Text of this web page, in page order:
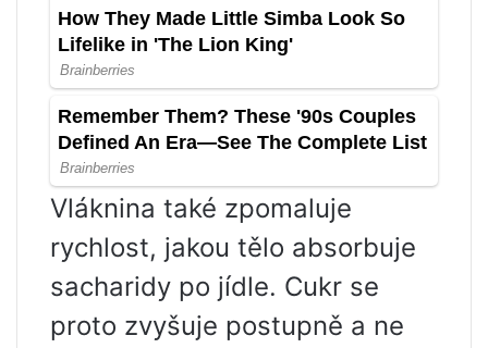
Vláknina také zpomaluje
rychlost, jakou tělo absorbuje
sacharidy po jídle. Cukr se
proto zvyšuje postupně a ne